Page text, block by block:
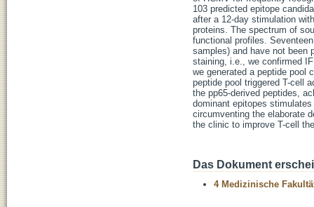
103 predicted epitope
after a 12-day stimulation
proteins. The spectrum of
functional profiles.
samples) and have not been
staining, i.e., we confirmed
we generated a peptide pool
peptide pool triggered T-cell
the pp65-derived peptides,
dominant epitopes
circumventing the elaborate
the clinic to improve T-cell
Das Dokument
4 Medizinische